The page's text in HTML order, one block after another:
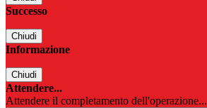
Successo
Chiudi
Informazione
Chiudi
Attendere...
Attendere il completamento dell'operazione...